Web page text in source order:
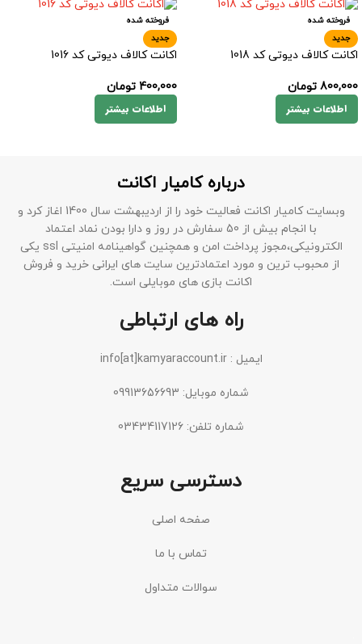
فروخته شده
جدید
اکانت کالاف دیوتی کد 1018
800,000 تومان
اطلاعات بیشتر
فروخته شده
جدید
اکانت کالاف دیوتی کد 1016
400,000 تومان
اطلاعات بیشتر
درباره کامیار اکانت
وبسایت کامیار اکانت فعالیت خود را از اردیبهشت سال 1400 اغاز کرد و
با انجام بیش از 50 سفارش در روز و دارا بودن نماد اعتماد
الکترونیکی،مجوز پرداخت امن و همچنین گواهینامه امنیتی ssl یکی
از محبوب ترین و مورد اعتمادترین سایت های ایرانی خرید و فروش
اکانت بازی های موبایلی است.
راه های ارتباطی
ایمیل : info[at]kamyaraccount.ir
شماره موبایل: 09913656693
شماره تلفن: 03434117126
دسترسی سریع
صفحه اصلی
تماس با ما
سوالات متداول